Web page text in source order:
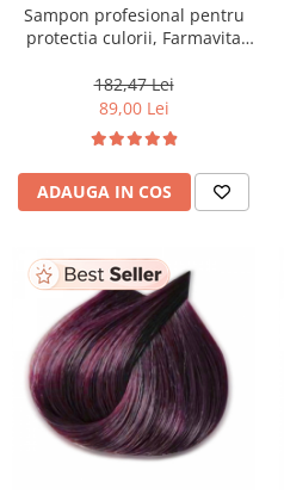
Sampon profesional pentru
protectia culorii, Farmavita
182,47 Lei
89,00 Lei
ADAUGA IN COS